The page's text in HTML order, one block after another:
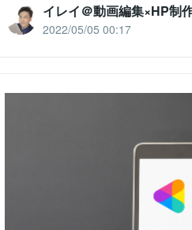
イレイ＠動画編集×HP制
2022/05/05 00:17